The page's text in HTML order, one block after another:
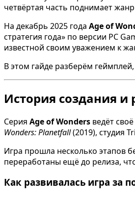
четвёртая часть поднимает
На декабрь 2025 года Age of
стратегия года» по версии PC
известной своим уважением к
В этом гайде разберём
История создания и
Серия Age of Wonders ведёт
Wonders: Planetfall(2019), студия
Игра прошла несколько этапов
переработаны ещё до релиза,
Как развивалась игра за